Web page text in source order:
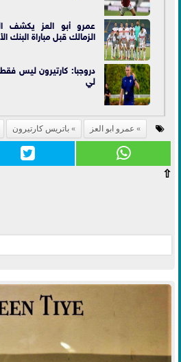
عمرو أبو العز يكشف
الزمالك قبل مباراة البنك
دروجبا: كارتيرون ليس
لي
عمرو ابو العز باتريس كارتيرون
⇧